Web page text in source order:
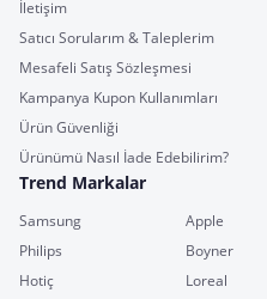
İletişim
Satıcı Sorularım & Taleplerim
Mesafeli Satış Sözleşmesi
Kampanya Kupon Kullanımları
Ürün Güvenliği
Ürünümü Nasıl İade Edebilirim?
Trend Markalar
Samsung Apple
Philips
Boyner
Hotiç
Loreal